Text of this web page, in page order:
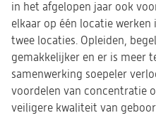
in het afgelopen jaar ook
elkaar op één locatie
twee locaties. Opleiden,
gemakkelijker en er is meer
samenwerking soepeler
voordelen van concentratie
veiligere kwaliteit van